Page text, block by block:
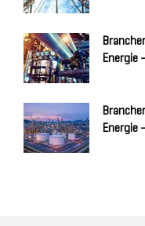
Energie
Energie